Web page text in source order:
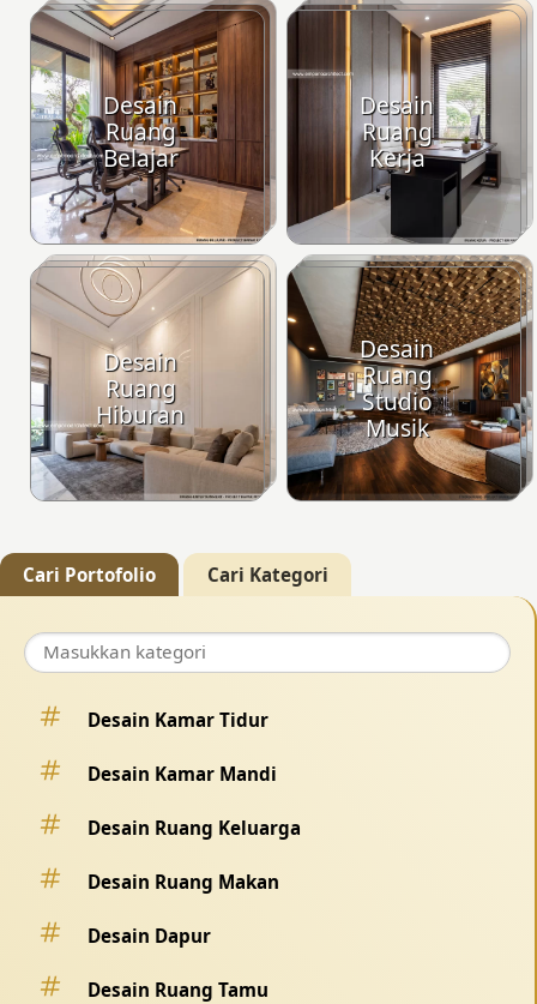
Desain
Ruang
Belajar
Desain
Ruang
Kerja
Desain
Ruang
Hiburan
Desain
Ruang
Studio
Musik
Cari Portofolio Cari Kategori
Desain Kamar Tidur
Desain Kamar Mandi
Desain Ruang Keluarga
Desain Ruang Makan
Desain Dapur
Desain Ruang Tamu